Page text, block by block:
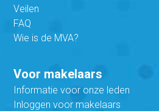
Veilen
FAQ
Wie is de MVA?
Voor makelaars
Informatie voor onze leden
Inloggen voor makelaars